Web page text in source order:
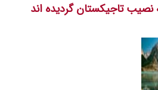
نصیب تاجیکستان گردیده اند